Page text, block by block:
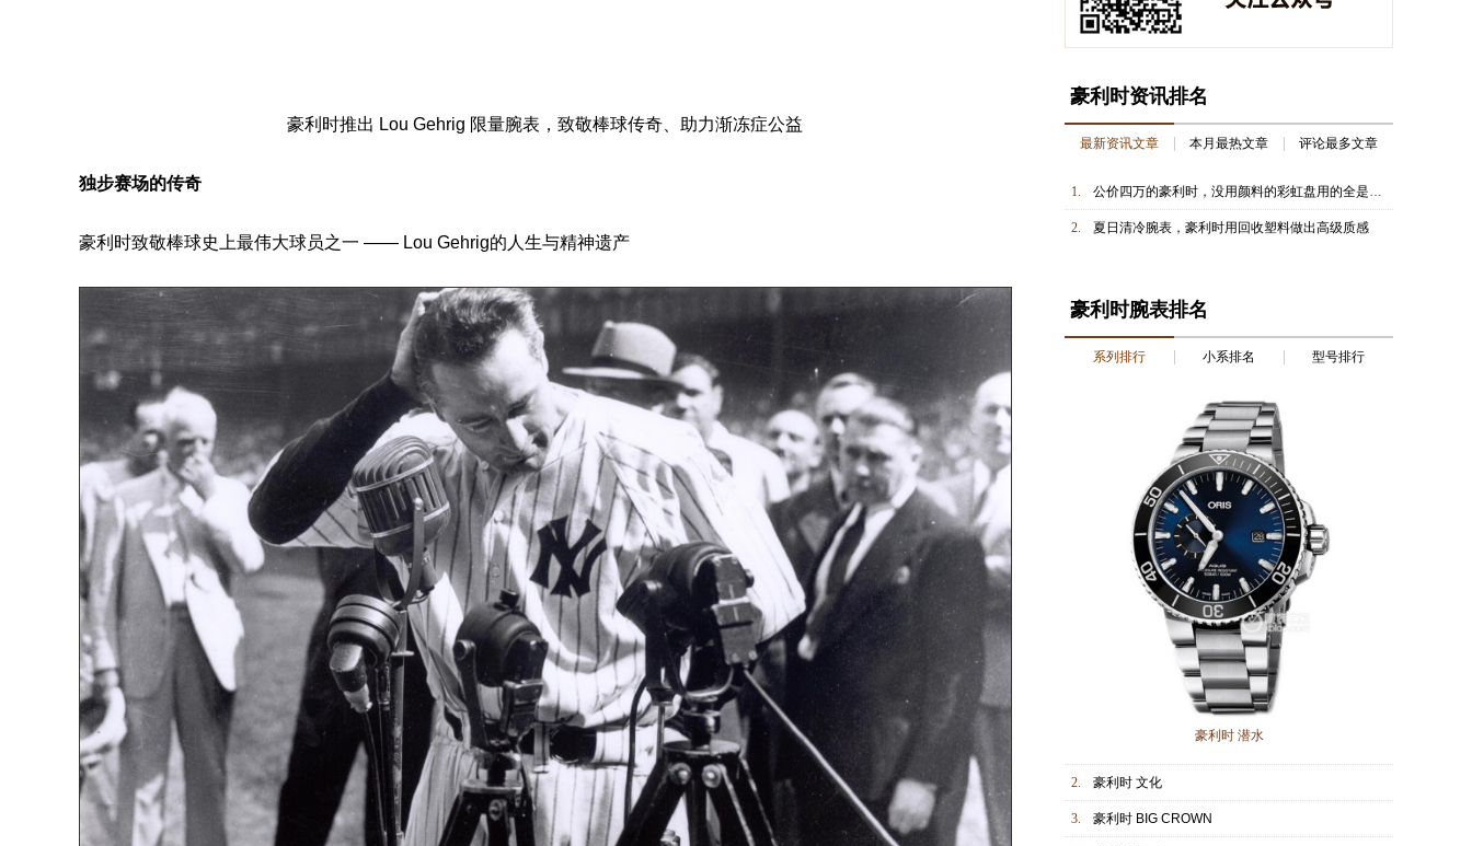
豪利时推出 Lou Gehrig 限量腕表 ，致敬棒球传奇、助力渐冻症公益
独步赛场的传奇
豪利时致敬棒球史上最伟大球员之一 —— Lou Gehrig的人生与精神遗产
豪利时资讯排名
最新资讯文章 本月最热文章 评论最多文章
1. 公价四万的豪利时，没用颜料的彩虹盘用的全是独有技术
2. 夏日清冷腕表，豪利时用回收塑料做出高级质感
豪利时腕表排名
系列排行 小系排名 型号排行
豪利时 潜水
2. 豪利时 文化
3. 豪利时 BIG CROWN